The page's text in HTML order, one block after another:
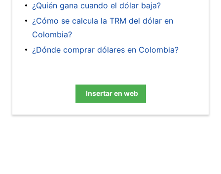
¿Quién gana cuando el dólar baja?
¿Cómo se calcula la TRM del dólar en
Colombia?
¿Dónde comprar dólares en Colombia?
Insertar en web